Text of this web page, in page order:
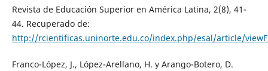
Revista de Educación Superior en América Latina, 2(8), 41-
44. Recuperado de:
http://rcientificas.uninorte.edu.co/index.php/esal/article/
Franco-López, J., López-Arellano, H. y Arango-Botero, D.